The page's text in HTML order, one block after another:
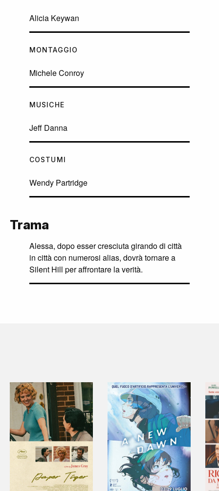
Alicia Keywan
MONTAGGIO
Michele Conroy
MUSICHE
Jeff Danna
COSTUMI
Wendy Partridge
Trama
Alessa, dopo esser cresciuta girando di città
in città con numerosi alias, dovrà tornare a
Silent Hill per affrontare la verità.